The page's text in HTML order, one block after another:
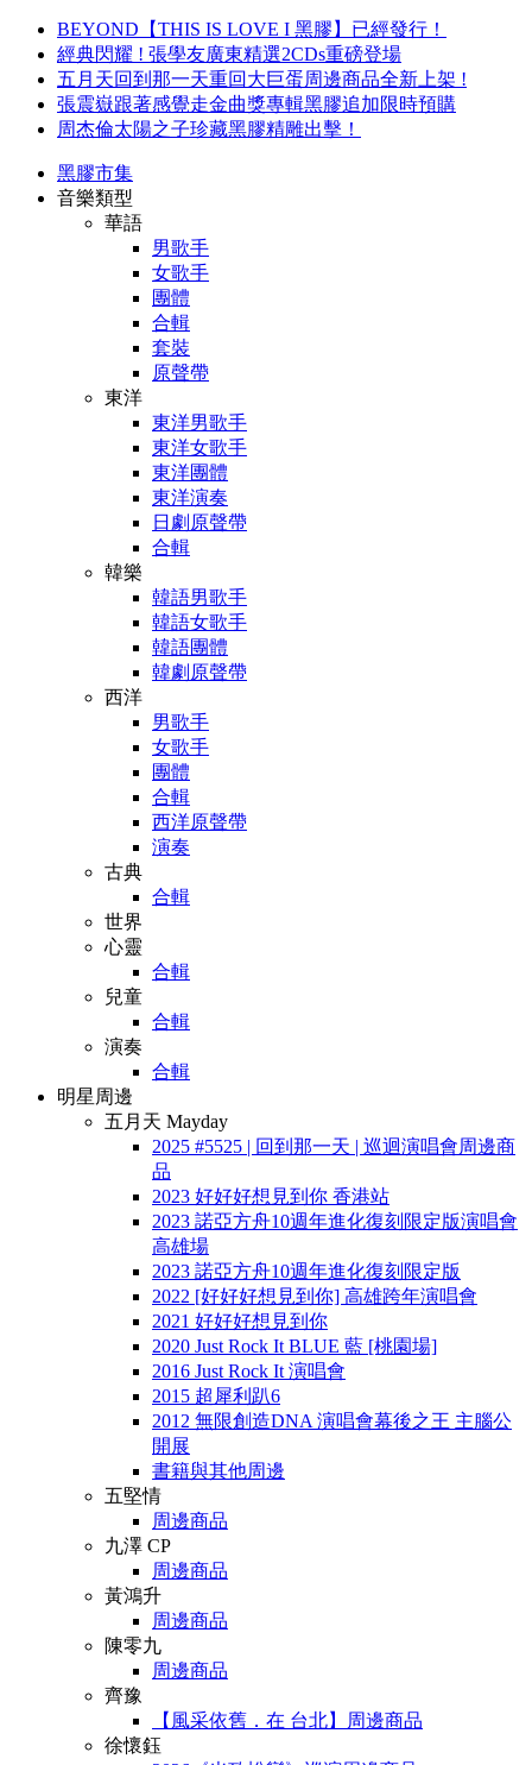
BEYOND【THIS IS LOVE I 黑膠】已經發行！
經典閃耀 ! 張學友廣東精選2CDs重磅登場
五月天回到那一天重回大巨蛋周邊商品全新上架 !
張震嶽跟著感覺走金曲獎專輯黑膠追加限時預購
周杰倫太陽之子珍藏黑膠精雕出擊！
黑膠市集
音樂類型
華語
男歌手
女歌手
團體
合輯
套裝
原聲帶
東洋
東洋男歌手
東洋女歌手
東洋團體
東洋演奏
日劇原聲帶
合輯
韓樂
韓語男歌手
韓語女歌手
韓語團體
韓劇原聲帶
西洋
男歌手
女歌手
團體
合輯
西洋原聲帶
演奏
古典
合輯
世界
心靈
合輯
兒童
合輯
演奏
合輯
明星周邊
五月天 Mayday
2025 #5525 | 回到那一天 | 巡迴演唱會周邊商
品
2023 好好好想見到你 香港站
2023 諾亞方舟10週年進化復刻限定版演唱會
高雄場
2023 諾亞方舟10週年進化復刻限定版
2022 [好好好想見到你] 高雄跨年演唱會
2021 好好好想見到你
2020 Just Rock It BLUE 藍 [桃園場]
2016 Just Rock It 演唱會
2015 超犀利趴6
2012 無限創造DNA 演唱會幕後之王 主腦公
開展
書籍與其他周邊
五堅情
周邊商品
九澤 CP
周邊商品
黃鴻升
周邊商品
陳零九
周邊商品
齊豫
【風采依舊．在 台北】周邊商品
徐懷鈺